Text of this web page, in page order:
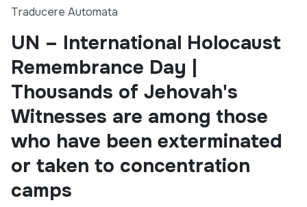
Traducere Automata
UN – International Holocaust
Remembrance Day |
Thousands of Jehovah's
Witnesses are among those
who have been exterminated
or taken to concentration
camps